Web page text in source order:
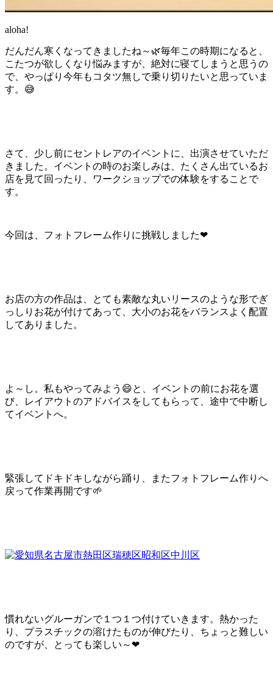
aloha!
だんだん寒くなってきましたね～🌿毎年この時期になると、
こたつが欲しくなり悩みますが、絶対に寝てしまうと思うの
で、やっぱり今年もコタツ無しで乗り切りたいと思っていま
す。😅
さて、少し前にセントレアのイベントに、出演させていただ
きました。イベントの時のお楽しみは、たくさん出ているお
店を見て回ったり、ワークショップでの体験をすることで
す。
今回は、フォトフレーム作りに挑戦しました❤
お店の方の作品は、とても素敵な丸いリースのような形でぎ
っしりお花が付けてあって、大小のお花をバランスよく配置
してありました。
よ～し。私もやってみよう😄と、イベントの前にお花を選
び、レイアウトのアドバイスをしてもらって、途中で中断し
てイベントへ。
緊張してドキドキしながら踊り、またフォトフレーム作りへ
戻って作業再開です🌱
慣れないグルーガンで１つ１つ付けていきます。熱かった
り、プラスチックの溶けたものが伸びたり、ちょっと難しい
のですが、とっても楽しい～❤